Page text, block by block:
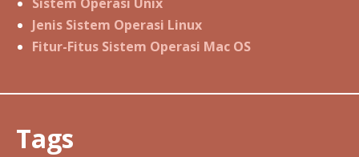
Jenis Sistem Operasi Linux
Fitur-Fitus Sistem Operasi Mac OS
Tags